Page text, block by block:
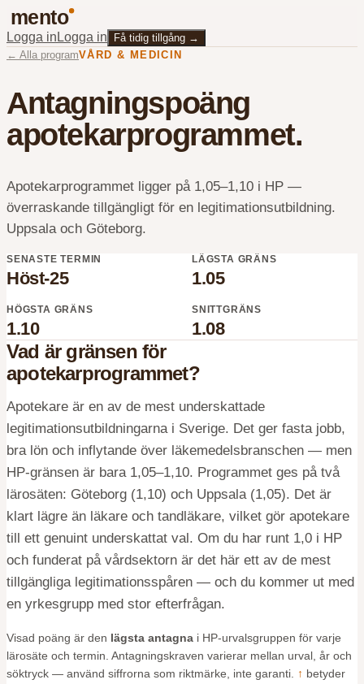
mento
Logga in Logga in Få tidig tillgång →
← Alla programVÅRD & MEDICIN
Antagningspoäng
apotekarprogrammet.
Apotekarprogrammet ligger på 1,05–1,10 i HP —
överraskande tillgängligt för en legitimationsutbildning.
Uppsala och Göteborg.
SENASTE TERMIN
Höst-25
LÄGSTA GRÄNS
1.05
HÖGSTA GRÄNS
1.10
SNITTGRÄNS
1.08
Vad är gränsen för
apotekarprogrammet?
Apotekare är en av de mest underskattade
legitimationsutbildningarna i Sverige. Det ger fasta jobb,
bra lön och inflytande över läkemedelsbranschen — men
HP-gränsen är bara 1,05–1,10. Programmet ges på två
lärosäten: Göteborg (1,10) och Uppsala (1,05). Det är
klart lägre än läkare och tandläkare, vilket gör apotekare
till ett genuint underskattat val. Om du har runt 1,0 i HP
och funderat på vårdsektorn är det här ett av de mest
tillgängliga legitimationsspåren — och du kommer ut med
en yrkesgrupp med stor efterfrågan.
Visad poäng är den lägsta antagna i HP-urvalsgruppen för varje
lärosäte och termin. Antagningskraven varierar mellan urval, år och
söktryck — använd siffrorna som riktmärke, inte garanti.
↑ betyder